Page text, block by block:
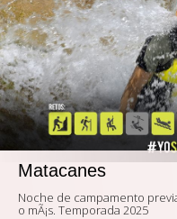
Matacanes
Noche de campamento
o mÃ¡s. Temporada 2025